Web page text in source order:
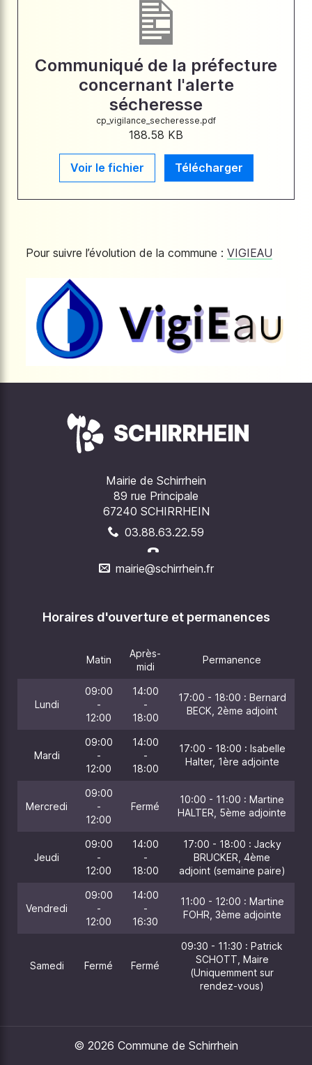
Communiqué de la préfecture
concernant l'alerte
sécheresse
cp_vigilance_secheresse.pdf
188.58 KB
Voir le fichier Télécharger
Pour suivre l’évolution de la commune : VIGIEAU
SCHIRRHEIN
Mairie de Schirrhein
89 rue Principale
67240 SCHIRRHEIN
03.88.63.22.59
mairie@schirrhein.fr
Horaires d'ouverture et permanences
Matin
Après-
midi
Permanence
Lundi
09:00
-
12:00
14:00
-
18:00
17:00 - 18:00 : Bernard
BECK, 2ème adjoint
Mardi
09:00
-
12:00
14:00
-
18:00
17:00 - 18:00 : Isabelle
Halter, 1ère adjointe
Mercredi
09:00
-
12:00
Fermé
10:00 - 11:00 : Martine
HALTER, 5ème adjointe
Jeudi
09:00
-
12:00
14:00
-
18:00
17:00 - 18:00 : Jacky
BRUCKER, 4ème
adjoint (semaine paire)
Vendredi
09:00
-
12:00
14:00
-
16:30
11:00 - 12:00 : Martine
FOHR, 3ème adjointe
Samedi Fermé Fermé
09:30 - 11:30 : Patrick
SCHOTT, Maire
(Uniquemment sur
rendez-vous)
© 2026 Commune de Schirrhein